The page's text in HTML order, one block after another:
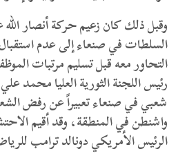
وقبل ذلك كان زعيم حركة أنصار
السلطات في صنعاء إلى عدم
التحاور معه قبل تسليم مرتبات
رئيس اللجنة الثورية العليا محمد
شعبي في صنعاء تعبيراً عن رفض
واشنطن في المنطقة، وقد أقيم
الرئيس الأمريكي دونالد ترامب